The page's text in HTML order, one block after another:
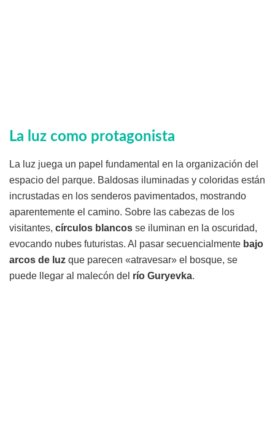
La luz como protagonista
La luz juega un papel fundamental en la organización del
espacio del parque. Baldosas iluminadas y coloridas están
incrustadas en los senderos pavimentados, mostrando
aparentemente el camino. Sobre las cabezas de los
visitantes, círculos blancos se iluminan en la oscuridad,
evocando nubes futuristas. Al pasar secuencialmente bajo
arcos de luz que parecen «atravesar» el bosque, se
puede llegar al malecón del río Guryevka.